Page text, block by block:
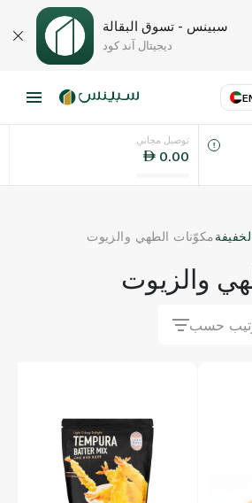
سبينس - تسوق البقالة
ديجيتال آند كود
اللغة
KSA
توصيل مجاني
0.00
مكوّنات الطهي والزيوت
والزيوت
حسب